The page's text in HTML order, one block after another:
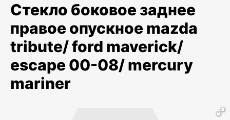
стекло боковое заднее
правое опускное mazda
tribute/ ford maverick/
escape 00-08/ mercury
mariner